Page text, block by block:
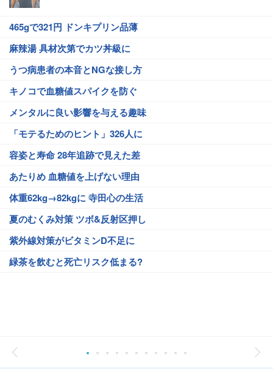
465gで321円 ドンキプリン品薄
麻辣湯 具材次第でカツ丼級に
うつ病患者の本音とNGな接し方
キノコで血糖値スパイクを防ぐ
メンタルに良い影響を与える趣味
「モテるためのヒント」326人に
容姿と寿命 28年追跡で見えた差
あたりめ 血糖値を上げない理由
体重62kg→82kgに 寺田心の生活
夏のむくみ対策 ツボ&反射区押し
紫外線対策がビタミンD不足に
緑茶を飲むと死亡リスク低まる?